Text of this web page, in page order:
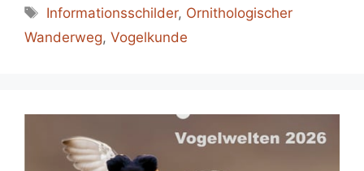
Schlagwörter
Informationsschilder, Ornithologischer
Wanderweg, Vogelkunde